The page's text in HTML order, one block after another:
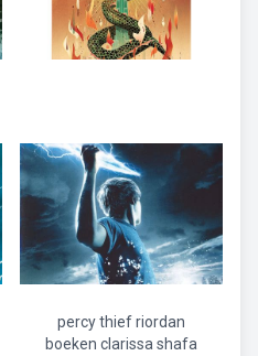
percy thief riordan
boeken clarissa shafa